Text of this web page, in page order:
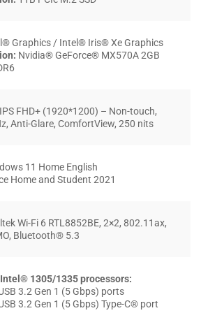
quan sát từ nhiều góc độ khác nhau.
100% sRGB
cho người dùng.
Graphics / Intel® Iris® Xe Graphics
Nvidia® GeForce® MX570A 2GB
IPS FHD+ (1920*1200) – Non-touch,
Anti-Glare, ComfortView, 250 nits
11 Home English
Home and Student 2021
Wi-Fi 6 RTL8852BE, 2×2, 802.11ax,
Bluetooth® 5.3
1305/1335 processors:
3.2 Gen 1 (5 Gbps) ports
3.2 Gen 1 (5 Gbps) Type-C® port